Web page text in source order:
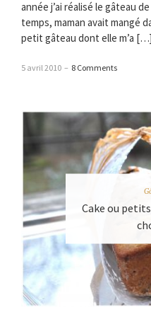
année j’ai réalisé le gâteau
temps, maman avait mangé
petit gâteau dont elle m’a […]
5 avril 2010 – 8 Comments
Cake ou